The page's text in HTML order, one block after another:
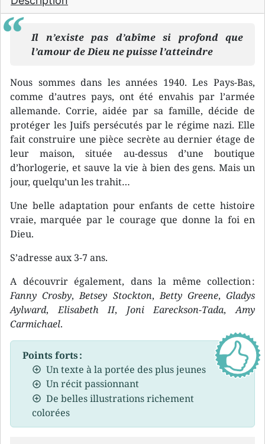
Il n’existe pas d’abîme si profond que
l’amour de Dieu ne puisse l’atteindre
Nous sommes dans les années 1940. Les Pays-Bas,
comme d’autres pays, ont été envahis par l’armée
allemande. Corrie, aidée par sa famille, décide de
protéger les Juifs persécutés par le régime nazi. Elle
fait construire une pièce secrète au dernier étage de
leur maison, située au-dessus d’une boutique
d’horlogerie, et sauve la vie à bien des gens. Mais un
jour, quelqu’un les trahit…
Une belle adaptation pour enfants de cette histoire
vraie, marquée par le courage que donne la foi en
Dieu.
S’adresse aux 3-7 ans.
A découvrir également, dans la même collection :
Fanny Crosby,Betsey Stockton,Betty Greene,Gladys
Aylward,Elisabeth II, Joni Eareckson-Tada,Amy
Carmichael.
Points forts :
Un texte à la portée des plus jeunes
Un récit passionnant
De belles illustrations richement
colorées